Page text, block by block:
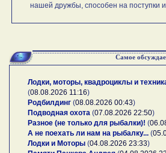
нашей дружбы, способен на поступки и
Самое
Лодки, моторы, квадроциклы и
(08.08.2026 11:16)
Родбилдинг (08.08.2026 00:43)
Подводная охота (07.08.2026 22:50)
Разное (не только для рыбалки)! (
А не поехать ли нам на рыбалку... (
Лодки и Моторы (04.08.2026 23:33)